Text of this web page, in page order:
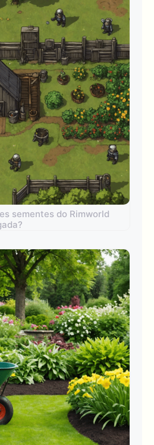
sementes do Rimworld